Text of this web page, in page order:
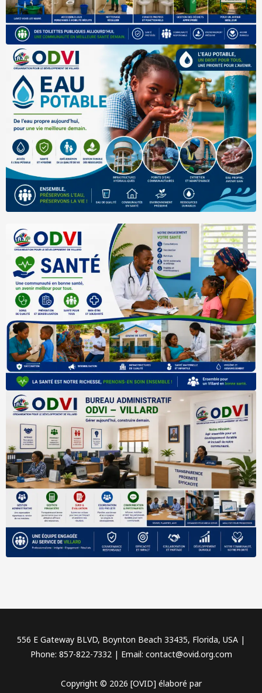
556 E Gateway BLVD, Boynton Beach 33435, Florida, USA |
Phone: 857-822-7332 | Email: contact@ovid.org.com
Copyright © 2026 [OVID] élaboré par